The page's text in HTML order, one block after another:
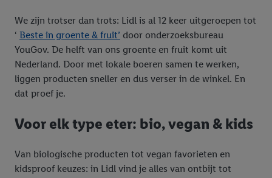
We zijn trotser dan trots: Lidl is al 12 keer uitgeroepen tot
‘ Beste in groente & fruit’ door onderzoeksbureau
YouGov. De helft van ons groente en fruit komt uit
Nederland. Door met lokale boeren samen te werken,
liggen producten sneller en dus verser in de winkel. En
dat proef je.
Voor elk type eter: bio, vegan & kids
Van biologische producten tot vegan favorieten en
kidsproof keuzes: in Lidl vind je alles van ontbijt tot